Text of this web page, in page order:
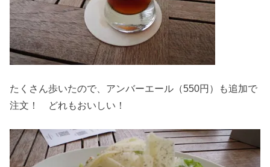
たくさん歩いたので、アンバーエール（550円）も追加で
注文！ どれもおいしい！